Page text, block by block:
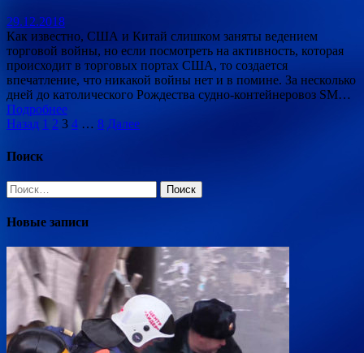
29.12.2018
Как известно, США и Китай слишком заняты ведением
торговой войны, но если посмотреть на активность, которая
происходит в торговых портах США, то создается
впечатление, что никакой войны нет и в помине. За несколько
дней до католического Рождества судно-контейнеровоз SM…
Подробнее
Пагинация
записей
Назад 1 2 3 4 … 8 Далее
Поиск
Найти:
Новые записи